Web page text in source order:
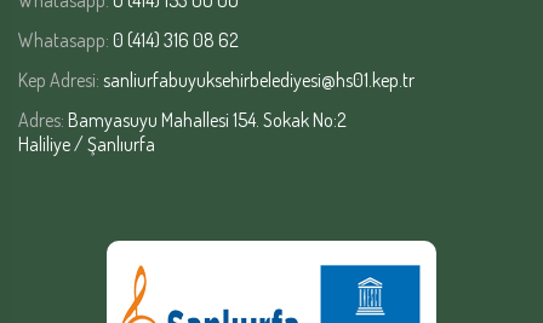
Whatasapp: 0 (414) 316 08 62
Kep Adresi: sanliurfabuyuksehirbelediyesi@hs01.kep.tr
Adres: Bamyasuyu Mahallesi 154. Sokak No:2
Haliliye / Şanlıurfa